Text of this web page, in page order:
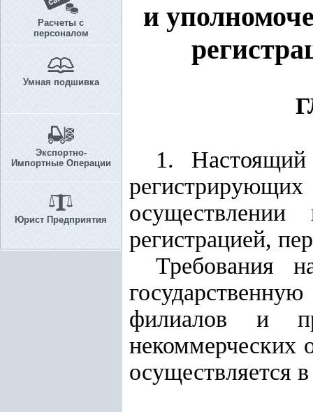
Расчеты с
персоналом
Умная подшивка
Экспортно-
Импортные Операции
Юрист Предприятия
и
1. Настоящий
регистрацией,
Требования
филиалов и
некоммерческих
осуществляется